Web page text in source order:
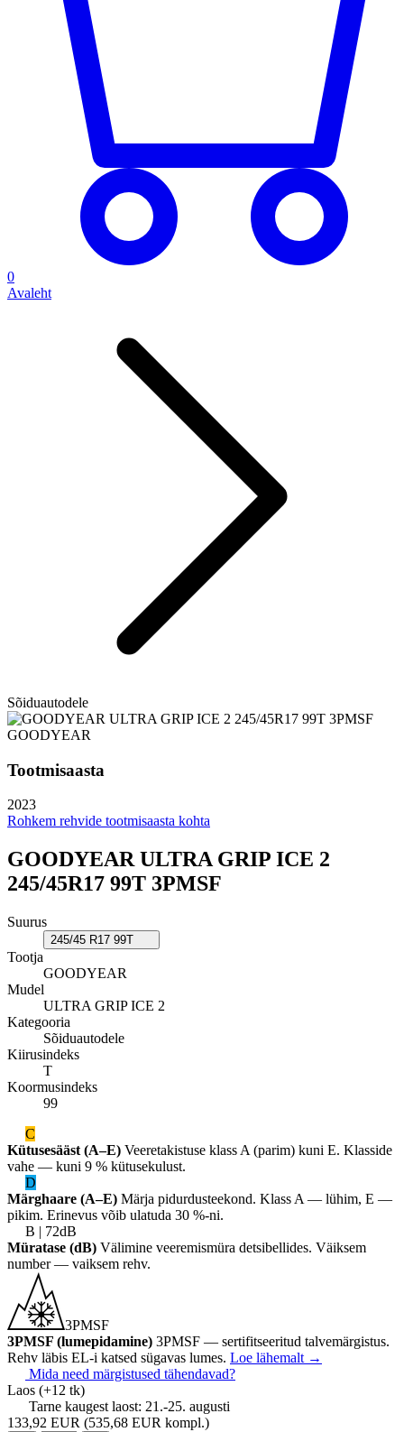
0
Avaleht
Sõiduautodele
GOODYEAR
Tootmisaasta
2023
Rohkem rehvide tootmisaasta kohta
GOODYEAR ULTRA GRIP ICE 2
245/45R17 99T 3PMSF
Suurus
245/45 R17 99T
Tootja
GOODYEAR
Mudel
ULTRA GRIP ICE 2
Kategooria
Sõiduautodele
Kiirusindeks
T
Koormusindeks
99
C
Kütusesääst (A–E) Veeretakistuse klass A (parim) kuni E. Klasside
vahe — kuni 9 % kütusekulust.
D
Märghaare (A–E) Märja pidurdusteekond. Klass A — lühim, E —
pikim. Erinevus võib ulatuda 30 %-ni.
B | 72dB
Müratase (dB) Välimine veeremismüra detsibellides. Väiksem
number — vaiksem rehv.
3PMSF
3PMSF (lumepidamine) 3PMSF — sertifitseeritud talvemärgistus.
Rehv läbis EL-i katsed sügavas lumes. Loe lähemalt →
Mida need märgistused tähendavad?
Laos (+12 tk)
Tarne kaugest laost: 21.-25. augusti
133,92 EUR (535,68 EUR kompl.)